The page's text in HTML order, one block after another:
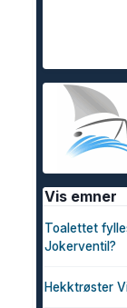
Vis emner
Toalettet
Jokerventil?
Hekktrøster